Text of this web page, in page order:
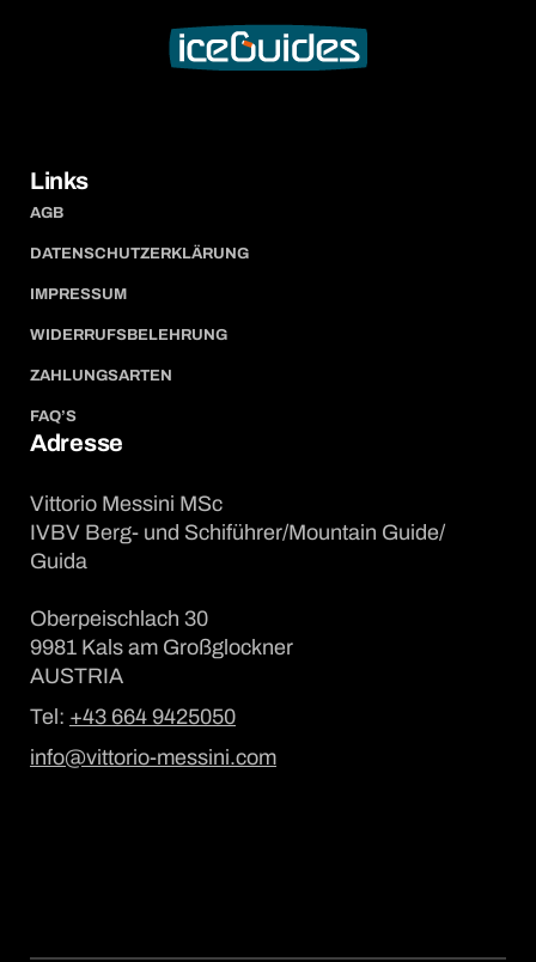
Links
AGB
DATENSCHUTZERKLÄRUNG
IMPRESSUM
WIDERRUFSBELEHRUNG
ZAHLUNGSARTEN
FAQ’S
Adresse
Vittorio Messini MSc
IVBV Berg- und Schiführer/Mountain Guide/
Guida
Oberpeischlach 30
9981 Kals am Großglockner
AUSTRIA
Tel: +43 664 9425050
info@vittorio-messini.com